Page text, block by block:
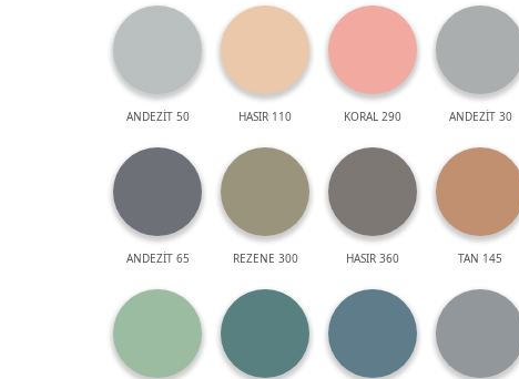
ANDEZİT 50 HASIR 110 KORAL 290 ANDEZİT 30
ANDEZİT 65 REZENE 300 HASIR 360 TAN 145